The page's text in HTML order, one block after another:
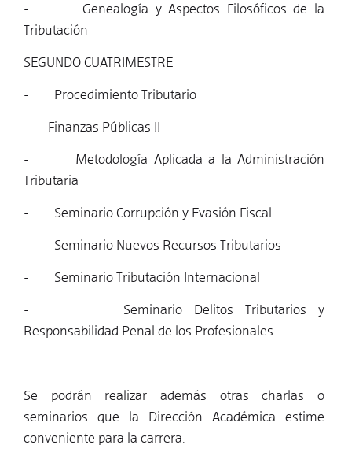
- Genealogía y Aspectos Filosóficos de la
Tributación
SEGUNDO CUATRIMESTRE
- Procedimiento Tributario
- Finanzas Públicas II
- Metodología Aplicada a la Administración
Tributaria
- Seminario Corrupción y Evasión Fiscal
- Seminario Nuevos Recursos Tributarios
- Seminario Tributación Internacional
- Seminario Delitos Tributarios y
Responsabilidad Penal de los Profesionales
Se podrán realizar además otras charlas o
seminarios que la Dirección Académica estime
conveniente para la carrera.